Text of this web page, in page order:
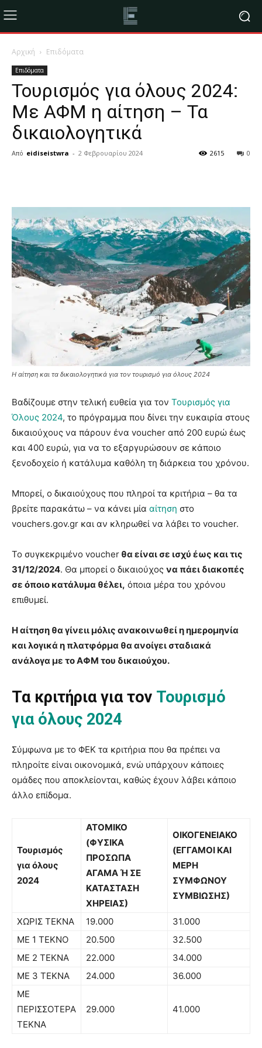
Αρχική Επιδόματα
Επιδόματα
Τουρισμός για όλους 2024:
Με ΑΦΜ η αίτηση – Τα
δικαιολογητικά
Από eidiseistwra - 2 Φεβρουαρίου 2024 0
2615
Η αίτηση και τα δικαιολογητικά για τον τουρισμό για όλους 2024
Βαδίζουμε στην τελική ευθεία για τον Τουρισμός για
Όλους 2024, το πρόγραμμα που δίνει την ευκαιρία στους
δικαιούχους να πάρουν ένα voucher από 200 ευρώ έως
και 400 ευρώ, για να το εξαργυρώσουν σε κάποιο
ξενοδοχείο ή κατάλυμα καθόλη τη διάρκεια του χρόνου.
Μπορεί, ο δικαιούχους που πληροί τα κριτήρια – θα τα
βρείτε παρακάτω – να κάνει μία αίτηση στο
vouchers.gov.gr και αν κληρωθεί να λάβει το voucher.
Το συγκεκριμένο voucher θα είναι σε ισχύ έως και τις
31/12/2024. Θα μπορεί ο δικαιούχος να πάει διακοπές
σε όποιο κατάλυμα θέλει, όποια μέρα του χρόνου
επιθυμεί.
Η αίτηση θα γίνειι μόλις ανακοινωθεί η ημερομηνία
και λογικά η πλατφόρμα θα ανοίγει σταδιακά
ανάλογα με το ΑΦΜ του δικαιούχου.
Τα κριτήρια για τον Τουρισμό
για όλους 2024
Σύμφωνα με το ΦΕΚ τα κριτήρια που θα πρέπει να
πληροίτε είναι οικονομικά, ενώ υπάρχουν κάποιες
ομάδες που αποκλείονται, καθώς έχουν λάβει κάποιο
άλλο επίδομα.
Τουρισμός
για όλους
2024
ΑΤΟΜΙΚΟ
(ΦΥΣΙΚΑ
ΠΡΟΣΩΠΑ
ΑΓΑΜΑ Ή ΣΕ
ΚΑΤΑΣΤΑΣΗ
ΧΗΡΕΙΑΣ)
ΟΙΚΟΓΕΝΕΙΑΚΟ
(ΕΓΓΑΜΟΙ ΚΑΙ
ΜΕΡΗ
ΣΥΜΦΩΝΟΥ
ΣΥΜΒΙΩΣΗΣ)
ΧΩΡΙΣ ΤΕΚΝΑ 19.000
31.000
ΜΕ 1 ΤΕΚΝΟ
20.500
32.500
ΜΕ 2 ΤΕΚΝΑ
22.000
34.000
ΜΕ 3 ΤΕΚΝΑ
24.000
36.000
ΜΕ
ΠΕΡΙΣΣΟΤΕΡΑ
ΤΕΚΝΑ
29.000 41.000